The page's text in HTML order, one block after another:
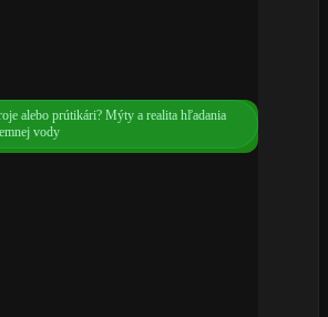
alebo prútikári? Mýty a realita hľadania
vody